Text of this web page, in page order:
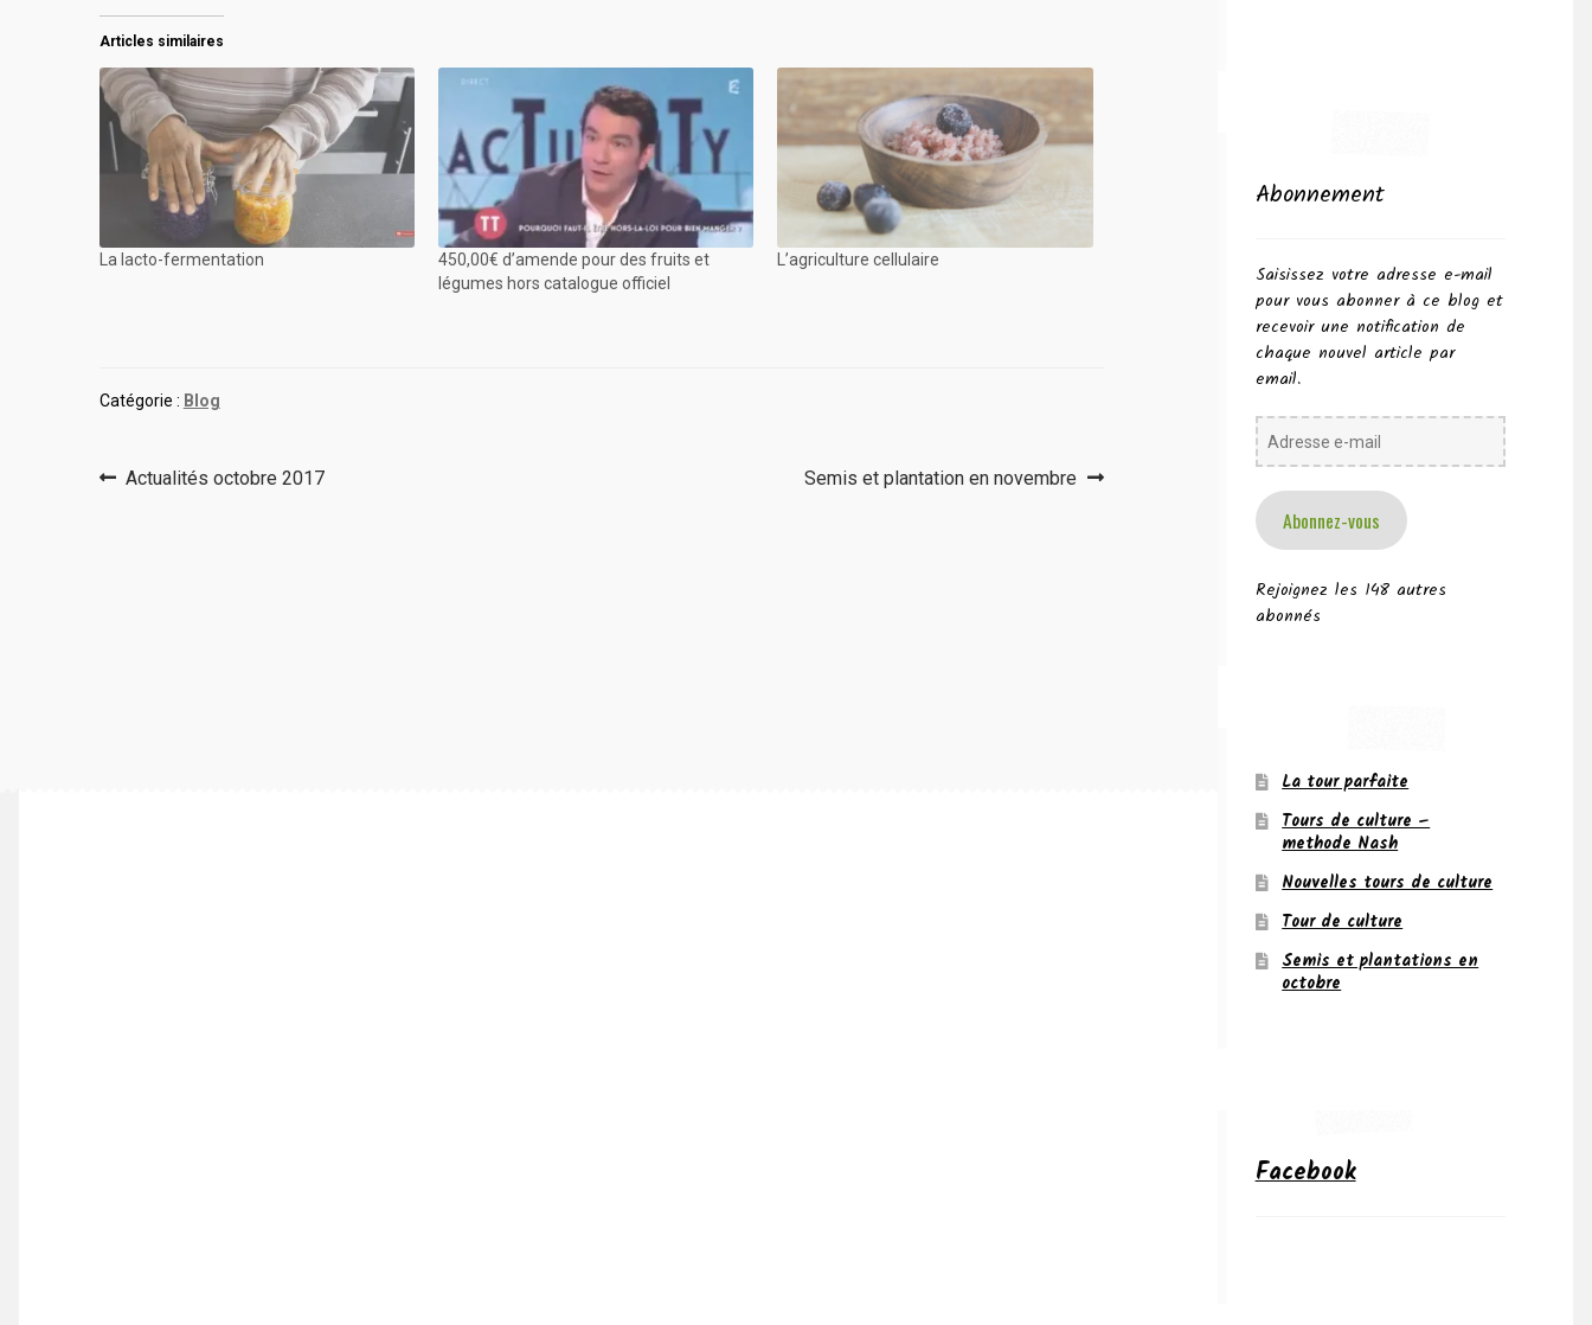
Articles similaires
La lacto-fermentation
450,00€ d’amende pour des fruits et
légumes hors catalogue officiel
L’agriculture cellulaire
Catégorie : Blog
Navigation
Article
Actualités octobre 2017
Article
Semis et plantation en novembre
Abonnement
Saisissez votre adresse e-mail
pour vous abonner à ce blog et
recevoir une notification de
chaque nouvel article par
email.
Adresse
e-
Abonnez-vous
Rejoignez les 148 autres
abonnés
La tour parfaite
Tours de culture –
methode Nash
Nouvelles tours de culture
Tour de culture
Semis et plantations en
octobre
Facebook